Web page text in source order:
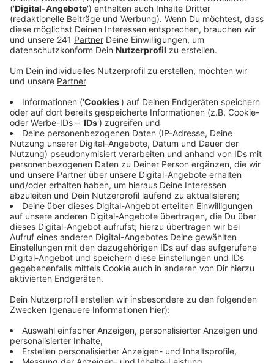
Rampe am Bahnhof lange nicht beleuchtet
gewesen.
Veröffentlicht:Freitag, 03.02.2023 12:36
Anzeige
Jetzt müssen erst noch technische Anpassungen
erfolgen, sodass das Licht nicht rund um die Uhr
angeschaltet ist. Die Beleuchtung der anderen Seite,
also vom Radparkhaus kommend, soll zukünftig noch
durch die Beleuchtung des Parkhauses verstärkt
werden. Um Vandalismus und Angsträumen
vorzubeugen, wird im Brückenpark außerdem nicht nur
die Campusbrücke beleuchtet, sondern auch die
Rasenfläche. Eine Radio Leverkusen-Hörerin hatte sich
mit ihrer Beobachtung an uns gewandt.
Weitere Meldungen aus Leverkusen
Anzeige